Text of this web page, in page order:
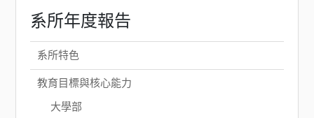
系所年度報告
系所特色
教育目標與核心能力
大學部